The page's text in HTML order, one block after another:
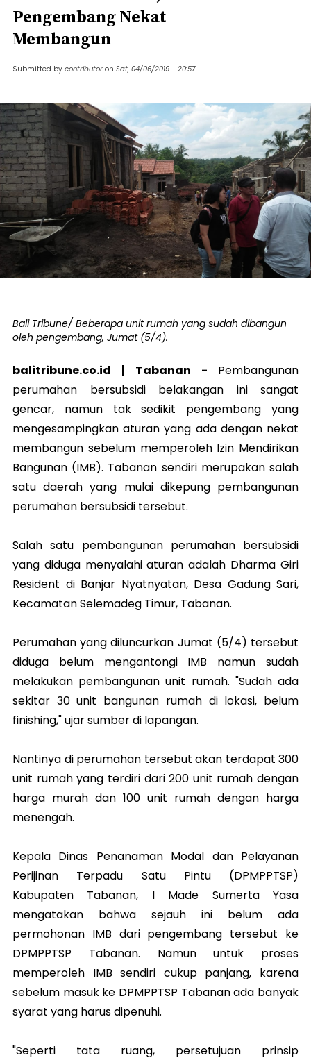
Pengembang Nekat
Membangun
Submitted by contributor on Sat, 04/06/2019 - 20:57
Bali Tribune/ Beberapa unit rumah yang sudah dibangun
oleh pengembang, Jumat (5/4).
balitribune.co.id | Tabanan - Pembangunan
perumahan bersubsidi belakangan ini sangat
gencar, namun tak sedikit pengembang yang
mengesampingkan aturan yang ada dengan nekat
membangun sebelum memperoleh Izin Mendirikan
Bangunan (IMB). Tabanan sendiri merupakan salah
satu daerah yang mulai dikepung pembangunan
perumahan bersubsidi tersebut.
Salah satu pembangunan perumahan bersubsidi
yang diduga menyalahi aturan adalah Dharma Giri
Resident di Banjar Nyatnyatan, Desa Gadung Sari,
Kecamatan Selemadeg Timur, Tabanan.
Perumahan yang diluncurkan Jumat (5/4) tersebut
diduga belum mengantongi IMB namun sudah
melakukan pembangunan unit rumah. "Sudah ada
sekitar 30 unit bangunan rumah di lokasi, belum
finishing," ujar sumber di lapangan.
Nantinya di perumahan tersebut akan terdapat 300
unit rumah yang terdiri dari 200 unit rumah dengan
harga murah dan 100 unit rumah dengan harga
menengah.
Kepala Dinas Penanaman Modal dan Pelayanan
Perijinan Terpadu Satu Pintu (DPMPPTSP)
Kabupaten Tabanan, I Made Sumerta Yasa
mengatakan bahwa sejauh ini belum ada
permohonan IMB dari pengembang tersebut ke
DPMPPTSP Tabanan. Namun untuk proses
memperoleh IMB sendiri cukup panjang, karena
sebelum masuk ke DPMPPTSP Tabanan ada banyak
syarat yang harus dipenuhi.
"Seperti tata ruang, persetujuan prinsip